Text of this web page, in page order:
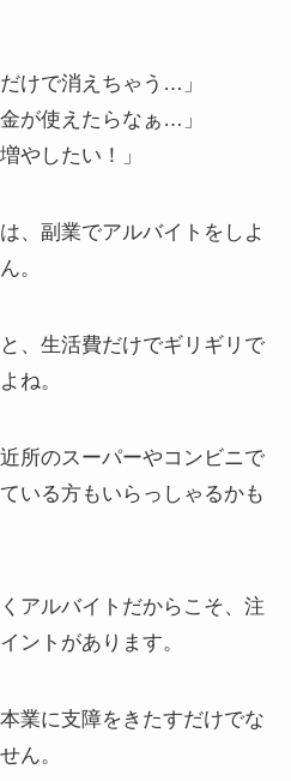
けで消えちゃう…」
が使えたらなぁ…」
やしたい！」
、 副業でアルバイト をしよ
。
、生活費だけでギリギリで
ね。
所のスーパーやコンビニで
いる方もいらっしゃるかも
アルバイトだからこそ、 注
ント があります。
業に支障をきたすだけでな
ん。